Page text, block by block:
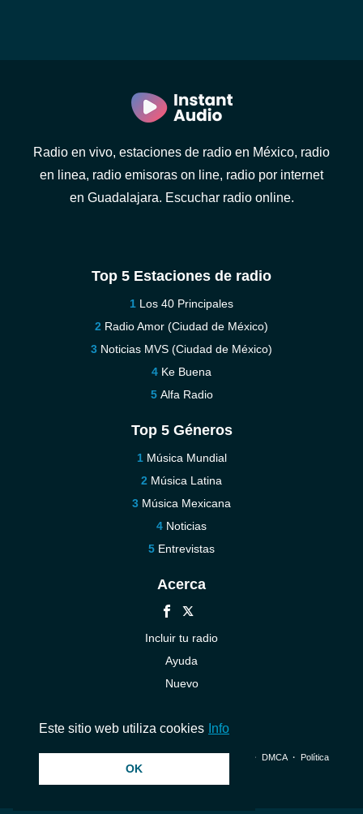
Radio en vivo, estaciones de radio en México, radio
en linea, radio emisoras on line, radio por internet
en Guadalajara. Escuchar radio online.
Top 5 Estaciones de radio
Los 40 Principales
Radio Amor (Ciudad de México)
Noticias MVS (Ciudad de México)
Ke Buena
Alfa Radio
Top 5 Géneros
Música Mundial
Música Latina
Música Mexicana
Noticias
Entrevistas
Acerca
Incluir tu radio
Ayuda
Nuevo
© 2026 InstantAudio. Reservados todos los derechos. ・ DMCA・ Política
Este sitio web utiliza cookies Info
OK